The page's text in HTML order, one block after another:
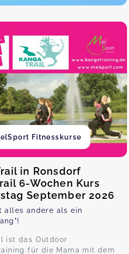
Fitnesskurse
in Ronsdorf
6-Wochen Kurs
September 2026
alles andere als ein
ist das Outdoor
für die Mama mit dem